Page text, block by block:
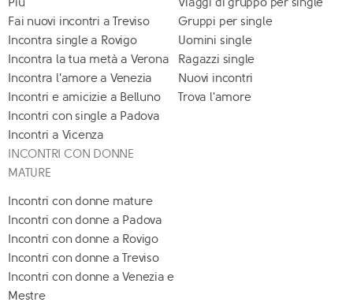
Fai nuovi incontri a Treviso
Incontra single a Rovigo
Incontra la tua metà a Verona
Incontra l'amore a Venezia
Incontri e amicizie a Belluno
Incontri con single a Padova
Incontri a Vicenza
Gruppi per single
Uomini single
Ragazzi single
Nuovi incontri
Trova l'amore
INCONTRI CON DONNE
MATURE
Incontri con donne mature
Incontri con donne a Padova
Incontri con donne a Rovigo
Incontri con donne a Treviso
Incontri con donne a Venezia e
Mestre